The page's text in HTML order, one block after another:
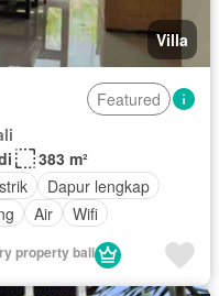
Villa
Featured
383 m²
Dapur lengkap
Air
Wifi
property bali